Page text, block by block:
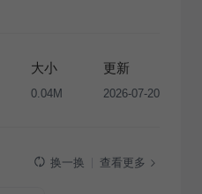
形式的转让、出售或出租，未
自转载和分发，否则将接照我
大小
0.04M
更新
2026-07-20
换一换 查看更多